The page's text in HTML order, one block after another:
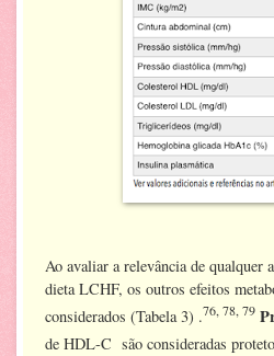
Ao avaliar a relevância de qualquer
dieta LCHF, os outros efeitos
considerados (Tabela 3) .76, 78, 79
de HDL-C são consideradas